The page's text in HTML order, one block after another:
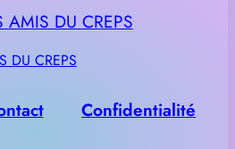
DU CREPS
Confidentialité